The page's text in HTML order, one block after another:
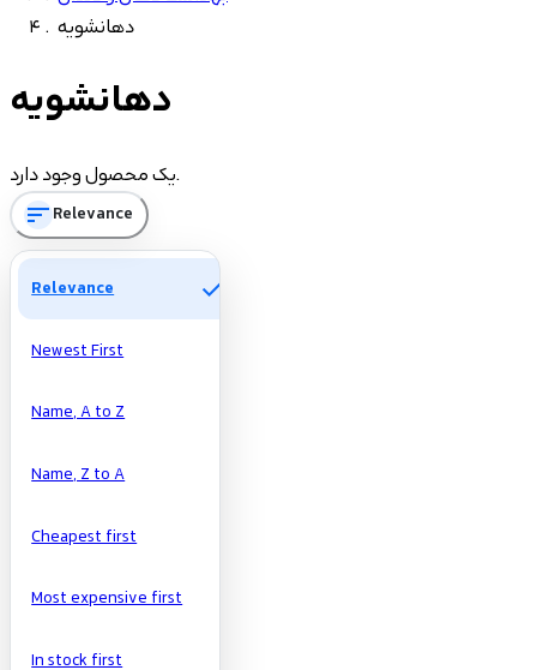
دهانشویه
دهانشویه
یک محصول وجود دارد.
sortRelevance
Relevance check
Newest First
Name, A to Z
Name, Z to A
Cheapest first
Most expensive first
In stock first